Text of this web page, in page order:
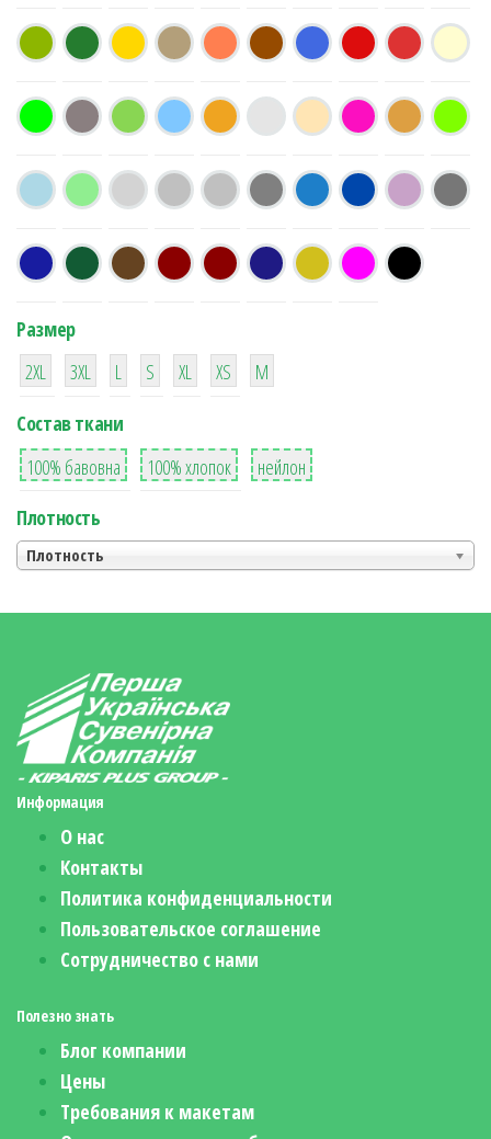
Размер
38
2XL
16
3XL
42
L
42
S
42
XL XS
М
Состав ткани
8
100% бавовна
36
100% хлопок
2
нейлон
Плотность
Плотность
Информация
О нас
Контакты
Политика конфиденциальности
Пользовательское соглашение
Сотрудничество с нами
Полезно знать
Блог компании
Цены
Требования к макетам